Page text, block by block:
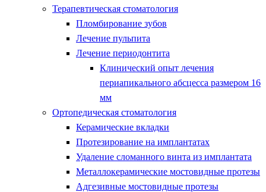
Терапевтическая стоматология
Пломбирование зубов
Лечение пульпита
Лечение периодонтита
Клинический опыт лечения
периапикального абсцесса размером 16
мм
Ортопедическая стоматология
Керамические вкладки
Протезирование на имплантатах
Удаление сломанного винта из имплантата
Металлокерамические мостовидные протезы
Адгезивные мостовидные протезы